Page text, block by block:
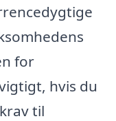
for
hvis du
til